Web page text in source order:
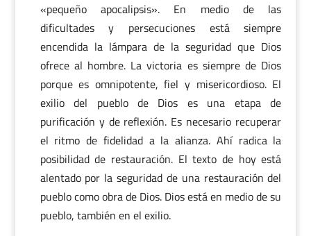
«pequeño apocalipsis». En medio de las
dificultades y persecuciones está siempre
encendida la lámpara de la seguridad que Dios
ofrece al hombre. La victoria es siempre de Dios
porque es omnipotente, fiel y misericordioso. El
exilio del pueblo de Dios es una etapa de
purificación y de reflexión. Es necesario recuperar
el ritmo de fidelidad a la alianza. Ahí radica la
posibilidad de restauración. El texto de hoy está
alentado por la seguridad de una restauración del
pueblo como obra de Dios. Dios está en medio de su
pueblo, también en el exilio.